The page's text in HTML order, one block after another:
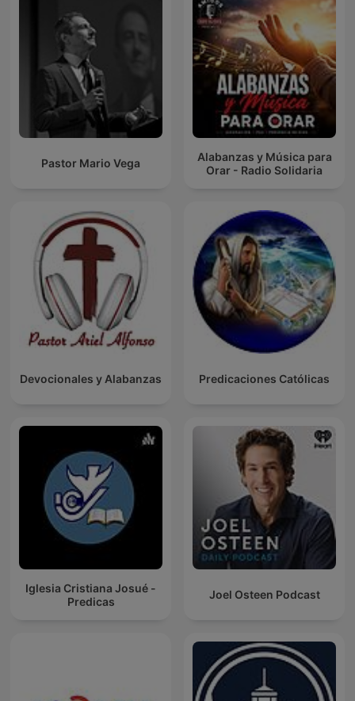
Pastor Mario Vega
Alabanzas y Música para
Orar - Radio Solidaria
Devocionales y Alabanzas Predicaciones Católicas
Iglesia Cristiana Josué -
Predicas
Joel Osteen Podcast